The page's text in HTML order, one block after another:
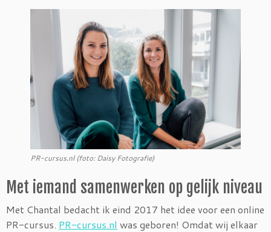
PR-cursus.nl (foto: Daisy Fotografie)
Met iemand samenwerken op gelijk niveau
Met Chantal bedacht ik eind 2017 het idee voor een online
PR-cursus. PR-cursus.nl was geboren! Omdat wij elkaar